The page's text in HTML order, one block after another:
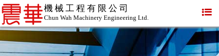
機械工程有限公司
Chun Wah Machinery Engineering Ltd.